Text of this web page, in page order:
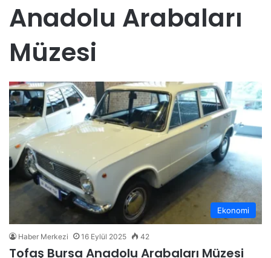
Anadolu Arabaları
Müzesi
Ekonomi
Haber Merkezi 16 Eylül 2025 42
Tofaş Bursa Anadolu Arabaları Müzesi